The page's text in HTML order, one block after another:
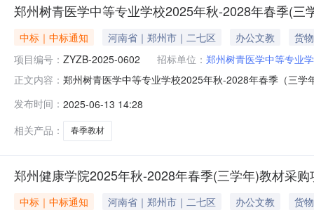
郑州树青医学中等专业学校2025年秋-2028年春季(三
中标｜中标通知 河南省｜郑州市｜二七区 办公文教
货物
项目编号： ZYZB-2025-0602 招标单位： 郑州树青医学中等专业
正文内容： 郑州树青医学中等专业学校2025年秋-2028年春季（三
商：河南树人教育文化传播有限公司成交供应商地址：
发布时间： 2025-06-13 14:28
相关产品：
春季教材
郑州健康学院2025年秋-2028年春季(三学年)教材采
中标｜中标通知 河南省｜郑州市｜二七区 办公文教
货物